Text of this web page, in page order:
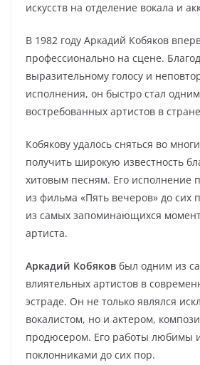
искусств на отделение вокала и
В 1982 году Аркадий Кобяков
профессионально на сцене.
выразительному голосу и
исполнения, он быстро стал
востребованных артистов в
Кобякову удалось сняться во
получить широкую известность
хитовым песням. Его исполнение
из фильма «Пять вечеров» до сих
из самых запоминающихся
артиста.
Аркадий Кобяков был одним из
влиятельных артистов в
эстраде. Он не только являлся
вокалистом, но и актером,
продюсером. Его работы любимы
поклонниками до сих пор.